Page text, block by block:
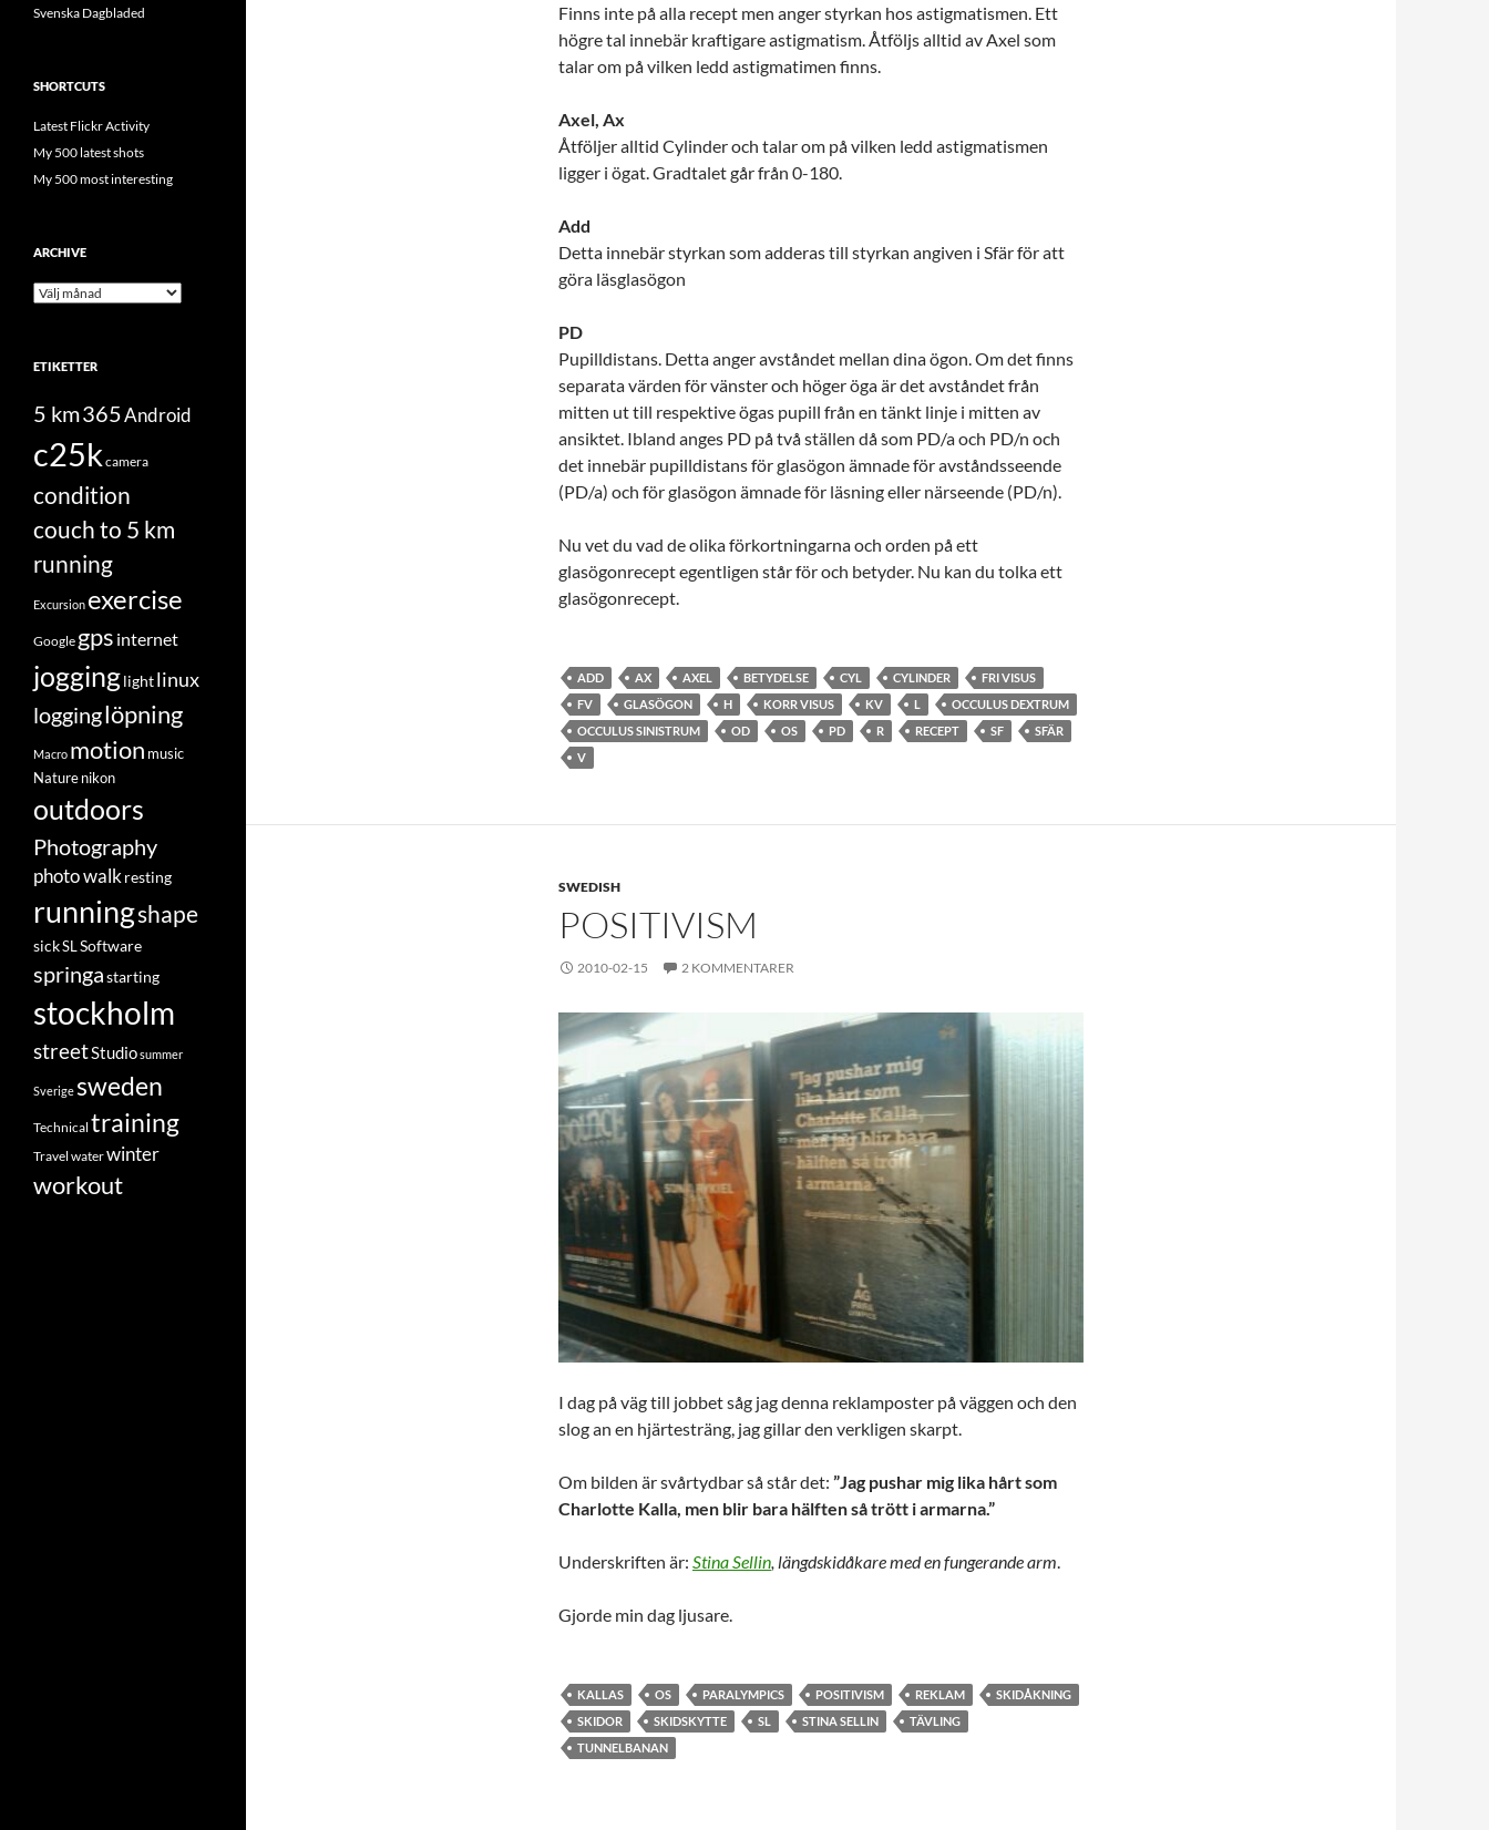
Finns inte på alla recept men anger styrkan hos astigmatismen. Ett
högre tal innebär kraftigare astigmatism. Åtföljs alltid av Axel som
talar om på vilken ledd astigmatimen finns.
Axel, Ax
Åtföljer alltid Cylinder och talar om på vilken ledd astigmatismen
ligger i ögat. Gradtalet går från 0-180.
Add
Detta innebär styrkan som adderas till styrkan angiven i Sfär för att
göra läsglasögon
PD
Pupilldistans. Detta anger avståndet mellan dina ögon. Om det finns
separata värden för vänster och höger öga är det avståndet från
mitten ut till respektive ögas pupill från en tänkt linje i mitten av
ansiktet. Ibland anges PD på två ställen då som PD/a och PD/n och
det innebär pupilldistans för glasögon ämnade för avståndsseende
(PD/a) och för glasögon ämnade för läsning eller närseende (PD/n).
Nu vet du vad de olika förkortningarna och orden på ett
glasögonrecept egentligen står för och betyder. Nu kan du tolka ett
glasögonrecept.
ADD AX AXEL BETYDELSE CYL CYLINDER
FRI VISUS
FV
GLASÖGON H KORR VISUS KV L
OCCULUS DEXTRUM
OCCULUS SINISTRUM
OD OS PD R RECEPT SF
SFÄR
V
SWEDISH
POSITIVISM
2010-02-15 2 KOMMENTARER
I dag på väg till jobbet såg jag denna reklamposter på väggen och den
slog an en hjärtesträng, jag gillar den verkligen skarpt.
Om bilden är svårtydbar så står det: ”Jag pushar mig lika hårt som
Charlotte Kalla, men blir bara hälften så trött i armarna.”
Underskriften är: Stina Sellin , längdskidåkare med en fungerande arm
Gjorde min dag ljusare.
KALLAS OS PARALYMPICS POSITIVISM REKLAM
SKIDÅKNING
SKIDOR
SKIDSKYTTE SL STINA SELLIN
TÄVLING
TUNNELBANAN
Svenska Dagbladed
SHORTCUTS
Latest Flickr Activity
My 500 latest shots
My 500 most interesting
ARCHIVE
Archive
ETIKETTER
5 km365Android
c25k camera
condition
couch to 5 km
running
Excursion exercise
Google gps internet
jogginglightlinux
logginglöpning
Macro motion music
Naturenikon
outdoors
Photography
photo walkresting
runningshape
sickSLSoftware
springastarting
stockholm
streetStudiosummer
Sverigesweden
Technical training
Travel waterwinter
workout